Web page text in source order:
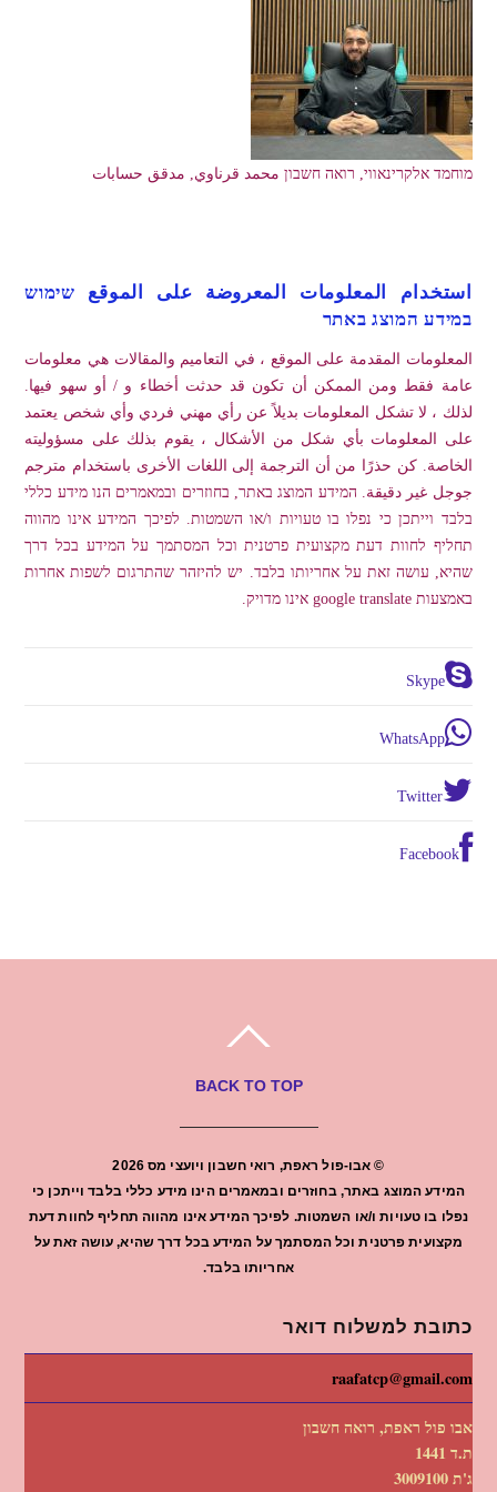
מוחמד אלקרינאווי, רואה חשבון محمد قرناوي, مدقق حسابات
استخدام المعلومات المعروضة على الموقع שימוש
במידע המוצג באתר
المعلومات المقدمة على الموقع ، في التعاميم والمقالات هي معلومات
عامة فقط ومن الممكن أن تكون قد حدثت أخطاء و / أو سهو فيها.
لذلك ، لا تشكل المعلومات بديلاً عن رأي مهني فردي وأي شخص يعتمد
على المعلومات بأي شكل من الأشكال ، يقوم بذلك على مسؤوليته
الخاصة. كن حذرًا من أن الترجمة إلى اللغات الأخرى باستخدام مترجم
جوجل غير دقيقة. המידע המוצג באתר, בחוזרים ובמאמרים הנו מידע כללי
בלבד וייתכן כי נפלו בו טעויות ו/או השמטות. לפיכך המידע אינו מהווה
תחליף לחוות דעת מקצועית פרטנית וכל המסתמך על המידע בכל דרך
שהיא, עושה זאת על אחריותו בלבד. יש להיזהר שהתרגום לשפות אחרות
באמצעות google translate אינו מדויק.
Skype
WhatsApp
Twitter
Facebook
BACK TO TOP
© אבו-פול ראפת, רואי חשבון ויועצי מס2026
המידע המוצג באתר, בחוזרים ובמאמרים הינו מידע כללי בלבד וייתכן כי
נפלו בו טעויות ו/או השמטות. לפיכך המידע אינו מהווה תחליף לחוות דעת
מקצועית פרטנית וכל המסתמך על המידע בכל דרך שהיא, עושה זאת על
אחריותו בלבד.
כתובת למשלוח דואר
raafatcp@gmail.com
אבו פול ראפת, רואה חשבון
ת.ד 1441
ג'ת 3009100